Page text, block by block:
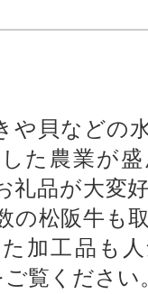
や貝などの
た農業が
礼品が大変
の松阪牛も
加工品も
覧ください